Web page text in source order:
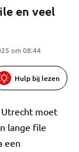
en veel
om 08:44
Hulp bij lezen
Utrecht moet
lange file
een